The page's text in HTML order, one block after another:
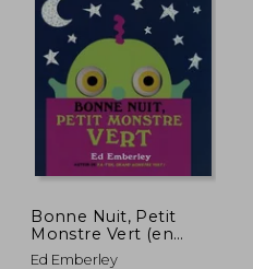
40%
dcto.
Bonne Nuit, Petit
Monstre Vert (en
Francés)
Ed Emberley